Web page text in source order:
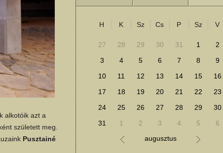
alkotóik azt a
született meg.
Pusztainé
További cikkek megjelenítéséhez kattints ide!
H K Sz Cs P Sz V
27 28 29 30 31 1
2
3
4 5 6 7 8
9
10
11 12 13 14 15
16
17
18 19 20 21 22
23
24
25 26 27 28 29
30
31
1 2 3 4 5
6
augusztus